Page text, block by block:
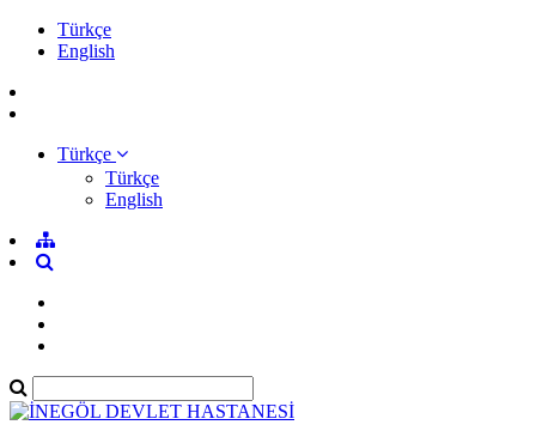
Türkçe
English
Türkçe
Türkçe
English